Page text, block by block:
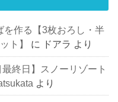
を作る【3枚おろし・半
ト】
に ドアラ より
終日】スノーリゾート
より